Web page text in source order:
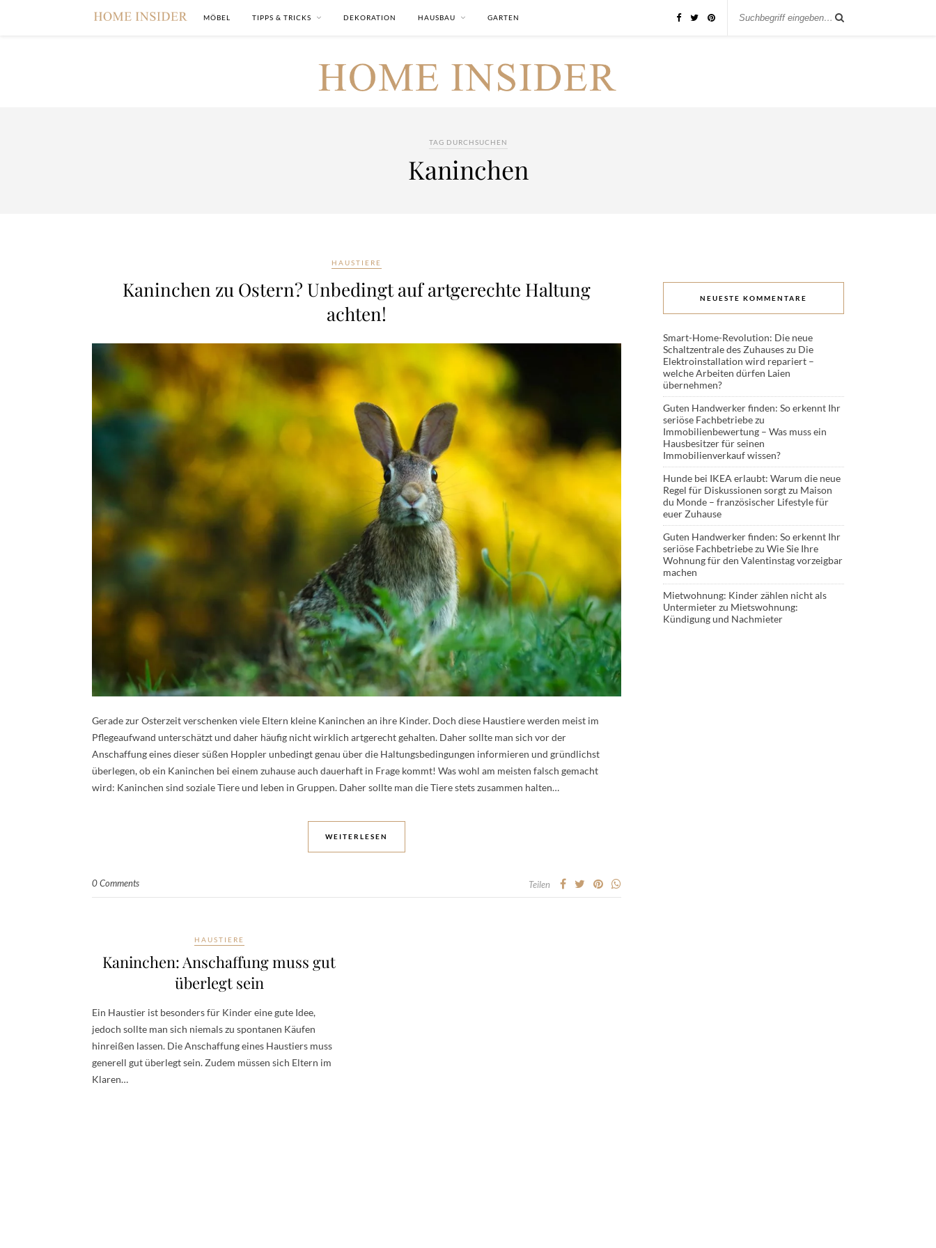
MÖBEL TIPPS & TRICKS DEKORATION HAUSBAU GARTEN
TAG DURCHSUCHEN
Kaninchen
HAUSTIERE
Kaninchen zu Ostern? Unbedingt auf artgerechte Haltung
achten!
Gerade zur Osterzeit verschenken viele Eltern kleine Kaninchen an ihre Kinder. Doch diese Haustiere werden meist im
Pflegeaufwand unterschätzt und daher häufig nicht wirklich artgerecht gehalten. Daher sollte man sich vor der
Anschaffung eines dieser süßen Hoppler unbedingt genau über die Haltungsbedingungen informieren und gründlichst
überlegen, ob ein Kaninchen bei einem zuhause auch dauerhaft in Frage kommt! Was wohl am meisten falsch gemacht
wird: Kaninchen sind soziale Tiere und leben in Gruppen. Daher sollte man die Tiere stets zusammen halten…
WEITERLESEN
0 Comments Teilen
HAUSTIERE
Kaninchen: Anschaffung muss gut
überlegt sein
Ein Haustier ist besonders für Kinder eine gute Idee,
jedoch sollte man sich niemals zu spontanen Käufen
hinreißen lassen. Die Anschaffung eines Haustiers muss
generell gut überlegt sein. Zudem müssen sich Eltern im
Klaren…
NEUESTE KOMMENTARE
Smart-Home-Revolution: Die neue
Schaltzentrale des Zuhauseszu Die
Elektroinstallation wird repariert –
welche Arbeiten dürfen Laien
übernehmen?
Guten Handwerker finden: So erkennt Ihr
seriöse Fachbetriebezu
Immobilienbewertung – Was muss ein
Hausbesitzer für seinen
Immobilienverkauf wissen?
Hunde bei IKEA erlaubt: Warum die neue
Regel für Diskussionen sorgtzu Maison
du Monde – französischer Lifestyle für
euer Zuhause
Guten Handwerker finden: So erkennt Ihr
seriöse Fachbetriebezu Wie Sie Ihre
Wohnung für den Valentinstag vorzeigbar
machen
Mietwohnung: Kinder zählen nicht als
Untermieterzu Mietswohnung:
Kündigung und Nachmieter